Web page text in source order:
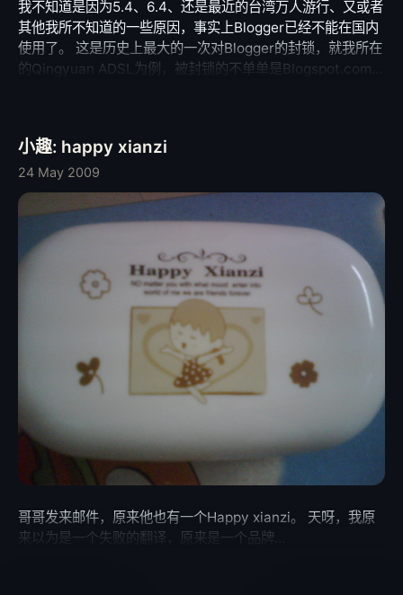
我不知道是因为5.4、6.4、还是最近的台湾万人游行、又或者
其他我所不知道的一些原因，事实上Blogger已经不能在国内
使用了。 这是历史上最大的一次对Blogger的封锁，就我所在
的Qingyuan ADSL为例，被封锁的不单单是Blogspot.com的
无奈，实在太无奈。
小趣: happy xianzi
24 May 2009
哥哥发来邮件，原来他也有一个Happy xianzi。 天呀，我原
来以为是一个失败的翻译，原来是一个品牌…